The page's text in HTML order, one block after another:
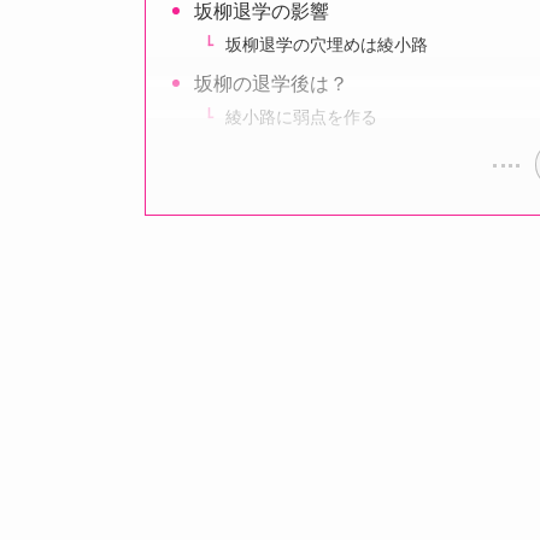
坂柳退学の影響
坂柳退学の穴埋めは綾小路
坂柳の退学後は？
綾小路に弱点を作る